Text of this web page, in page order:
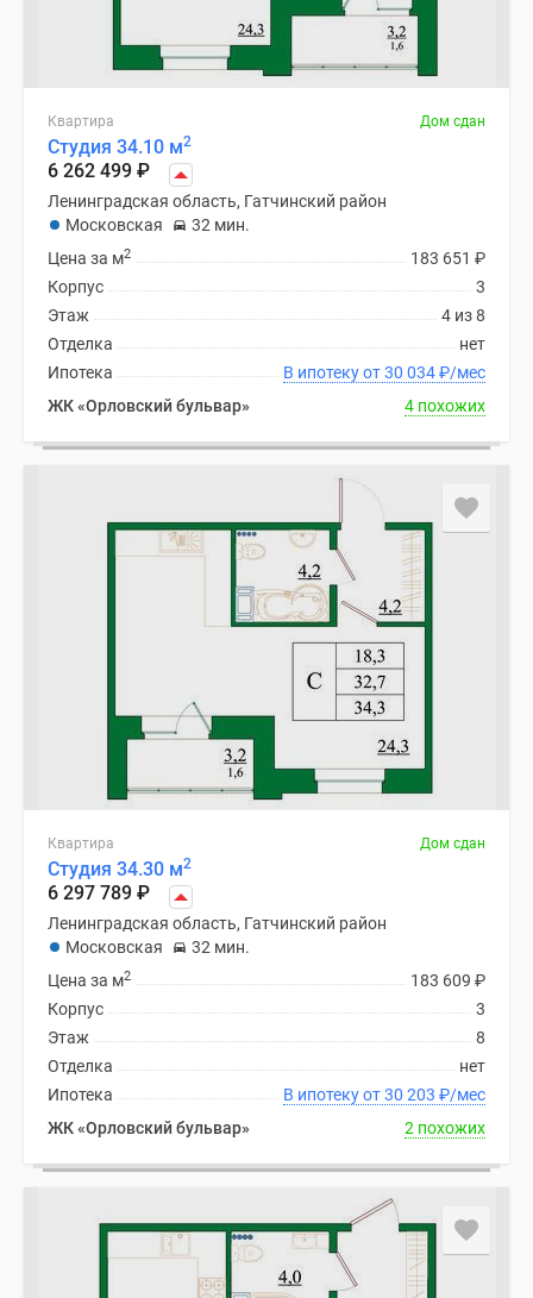
Квартира Дом сдан
Студия 34.10 м2
6 262 499 ₽
Ленинградская область, Гатчинский район
Московская
32 мин.
183 651 ₽
Цена за м2
3
Корпус
4 из 8
Этаж
нет
Отделка
В ипотеку от 30 034₽/мес
Ипотека
ЖК «Орловский бульвар»
4 похожих
Квартира Дом сдан
Студия 34.30 м2
6 297 789 ₽
Ленинградская область, Гатчинский район
Московская
32 мин.
183 609 ₽
Цена за м2
3
Корпус
8
Этаж
нет
Отделка
В ипотеку от 30 203 ₽/мес
Ипотека
ЖК «Орловский бульвар»
2 похожих